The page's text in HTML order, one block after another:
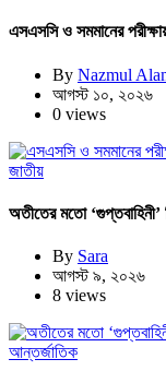
এসএসসি ও সমমানের
By Nazmul
আগস্ট ১০, ২০২৬
0 views
জাতীয়
অতীতের মতো ‘গুপ্তবাহিনী’
By Sara
আগস্ট ৯, ২০২৬
8 views
আন্তর্জাতিক